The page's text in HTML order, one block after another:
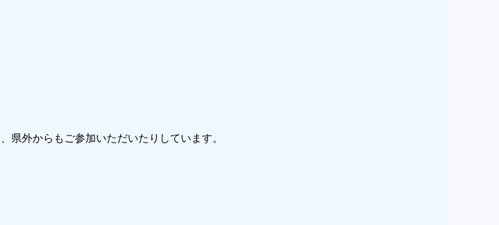
県外からもご参加いただいたりしています。